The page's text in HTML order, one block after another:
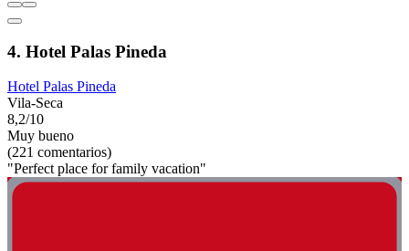
4. Hotel Palas Pineda
Hotel Palas Pineda
Vila-Seca
8,2/10
Muy bueno
(221 comentarios)
"Perfect place for family vacation"